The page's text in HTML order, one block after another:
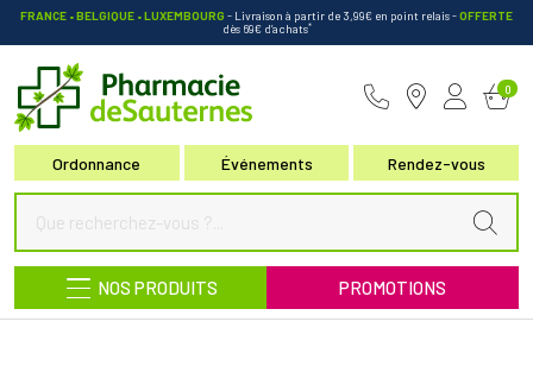
FRANCE • BELGIQUE • LUXEMBOURG - Livraison à partir de 3,99€ en point relais-OFFERTE
dès 69€ d’achats*
Ordonnance Événements Rendez-vous
0
NOS PRODUITS PROMOTIONS